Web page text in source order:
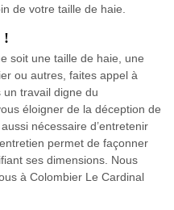
de votre taille de haie.
!
soit une taille de haie, une
ou autres, faites appel à
travail digne du
éloigner de la déception de
nécessaire d’entretenir
permet de façonner
ses dimensions. Nous
à Colombier Le Cardinal